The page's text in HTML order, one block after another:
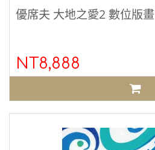
優席夫 大地之愛2 數位版畫
NT8,888